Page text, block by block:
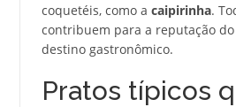
coquetéis, como a caipirinha.
contribuem para a reputação do
destino gastronômico.
Pratos típicos